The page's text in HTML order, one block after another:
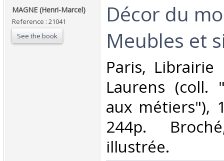
‎MAGNE (Henri-Marcel)‎
Reference : 21041
See the book
‎Décor du
Meubles et
‎Paris,
Laurens (coll.
aux métiers"),
244p.
illustrée.‎